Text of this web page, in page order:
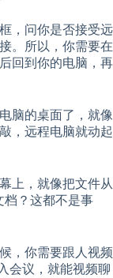
，问你是否接受远
。所以，你需要在
回到你的电脑，再
脑的桌面了，就像
，远程电脑就动起
上，就像把文件从
档？这都不是事
，你需要跟人视频
会议，就能视频聊